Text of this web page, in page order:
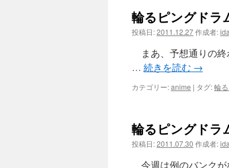
ッ輪るピングド
投稿日:2011.12.27作成者:ida
まあ、予想通りの
… 続きを読む →
カテゴリー:anime | タグ:輪
輪るピングドラ
投稿日:2011.07.30 作成者:ida
今週は例のバンクが